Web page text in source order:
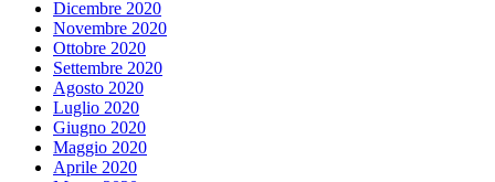
Dicembre 2020
Novembre 2020
Ottobre 2020
Settembre 2020
Agosto 2020
Luglio 2020
Giugno 2020
Maggio 2020
Aprile 2020